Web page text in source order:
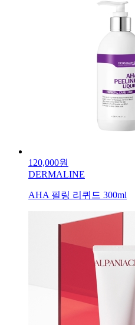
120,000원
DERMALINE
AHA 필링 리퀴드 300ml